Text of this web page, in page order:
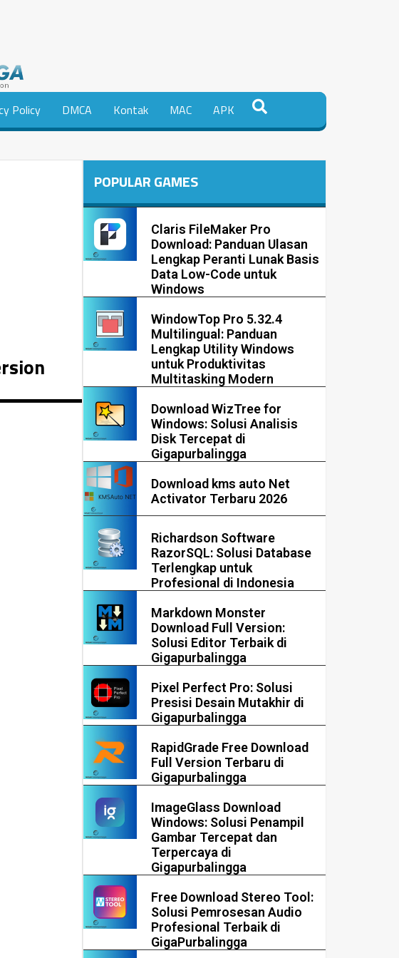
Policy DMCA Kontak MAC APK
POPULAR GAMES
Claris FileMaker Pro
Download: Panduan Ulasan
Lengkap Peranti Lunak Basis
Data Low-Code untuk
Windows
WindowTop Pro 5.32.4
Multilingual: Panduan
Lengkap Utility Windows
untuk Produktivitas
Multitasking Modern
Download WizTree for
Windows: Solusi Analisis
Disk Tercepat di
Gigapurbalingga
Download kms auto Net
Activator Terbaru 2026
Richardson Software
RazorSQL: Solusi Database
Terlengkap untuk
Profesional di Indonesia
Markdown Monster
Download Full Version:
Solusi Editor Terbaik di
Gigapurbalingga
Pixel Perfect Pro: Solusi
Presisi Desain Mutakhir di
Gigapurbalingga
RapidGrade Free Download
Full Version Terbaru di
Gigapurbalingga
ImageGlass Download
Windows: Solusi Penampil
Gambar Tercepat dan
Terpercaya di
Gigapurbalingga
Free Download Stereo Tool:
Solusi Pemrosesan Audio
Profesional Terbaik di
GigaPurbalingga